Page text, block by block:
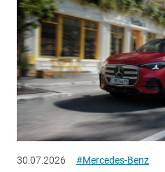
30.07.2026 #Mercedes-Benz